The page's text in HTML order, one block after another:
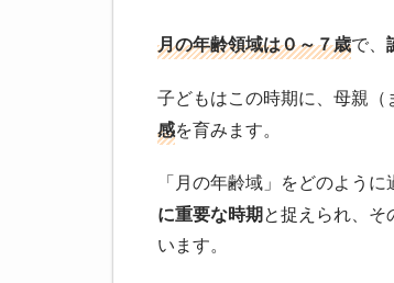
月の年齢領域は０～７歳で、
子どもはこの時期に、母親（
感を育みます。
「月の年齢域」をどのよう
に重要な時期と捉えられ、そ
います。